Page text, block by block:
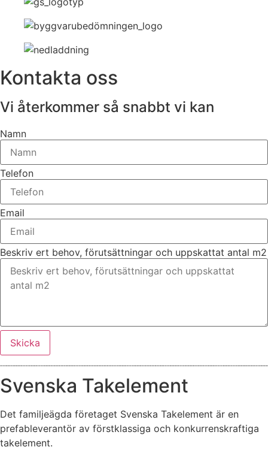
Kontakta oss
Vi återkommer så snabbt vi kan
Namn
Telefon
Email
Beskriv ert behov, förutsättningar och uppskattat antal m2
Skicka
Svenska Takelement
Det familjeägda företaget Svenska Takelement är en
prefableverantör av förstklassiga och konkurrenskraftiga
takelement.